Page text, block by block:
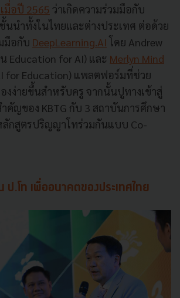
มื่อปี 2565 ว่าเกิดความร่วมมือกับ
นนำทั้งในไทยและต่างประเทศ ต่อด้วย
มือกับ DeepLearning.AI โดย Andrew
Education for AI) และ Merlyn Mind
for Education) แพลตฟอร์มที่ช่วย
งง่ายขึ้นสำหรับครู จากนั้นปูทางเข้าสู่
คัญของ KBTG กับ 3 สถาบันการศึกษา
ลักสูตรปริญญาโทร่วมกันแบบ Co-
ป.โท เพื่ออนาคตของประเทศไทย